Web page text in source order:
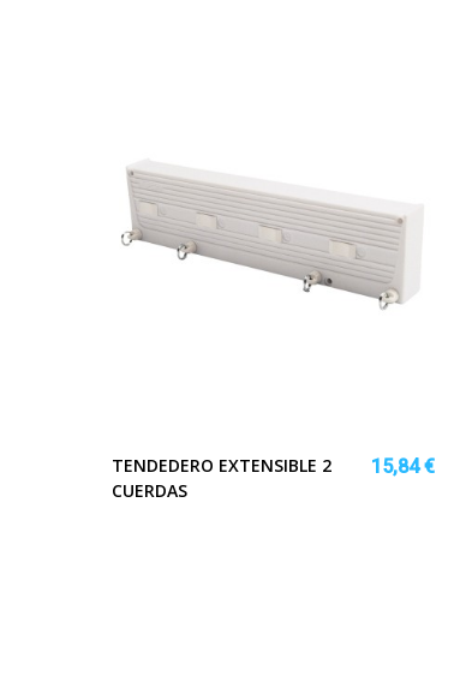
TENDEDERO EXTENSIBLE 2
CUERDAS
15,84 €